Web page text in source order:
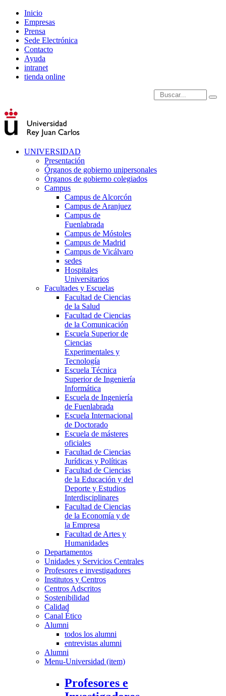
Inicio
Empresas
Prensa
Sede Electrónica
Contacto
Ayuda
intranet
tienda online
Introduce términos de
UNIVERSIDAD
Presentación
Órganos de gobierno unipersonales
Órganos de gobierno colegiados
Campus
Campus de Alcorcón
Campus de Aranjuez
Campus de
Fuenlabrada
Campus de Móstoles
Campus de Madrid
Campus de Vicálvaro
sedes
Hospitales
Universitarios
Facultades y Escuelas
Facultad de Ciencias
de la Salud
Facultad de Ciencias
de la Comunicación
Escuela Superior de
Ciencias
Experimentales y
Tecnología
Escuela Técnica
Superior de Ingeniería
Informática
Escuela de Ingeniería
de Fuenlabrada
Escuela Internacional
de Doctorado
Escuela de másteres
oficiales
Facultad de Ciencias
Jurídicas y Políticas
Facultad de Ciencias
de la Educación y del
Deporte y Estudios
Interdisciplinares
Facultad de Ciencias
de la Economía y de
la Empresa
Facultad de Artes y
Humanidades
Departamentos
Unidades y Servicios Centrales
Profesores e investigadores
Institutos y Centros
Centros Adscritos
Sostenibilidad
Calidad
Canal Ético
Alumni
todos los alumni
entrevistas alumni
Alumni
Menu-Universidad (item)
Profesores e